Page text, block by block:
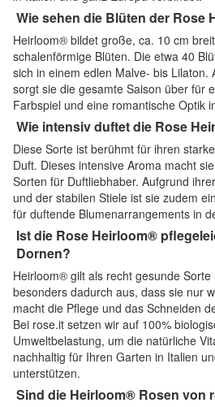
Wie sehen die Blüten der Rose
Heirloom® bildet große, ca. 10 cm
schalenförmige Blüten. Die etwa 40
sich in einem edlen Malve- bis Lilaton.
sorgt sie die gesamte Saison über für
Farbspiel und eine romantische Optik
Wie intensiv duftet die Rose
Diese Sorte ist berühmt für ihren
Duft. Dieses intensive Aroma macht
Sorten für Duftliebhaber. Aufgrund
und der stabilen Stiele ist sie zudem
für duftende Blumenarrangements in
Ist die Rose Heirloom®
Dornen?
Heirloom® gilt als recht gesunde Sorte
besonders dadurch aus, dass sie nur
macht die Pflege und das Schneiden
Bei rose.it setzen wir auf 100%
Umweltbelastung, um die natürliche
nachhaltig für Ihren Garten in Italien
unterstützen.
Sind die Heirloom® Rosen von